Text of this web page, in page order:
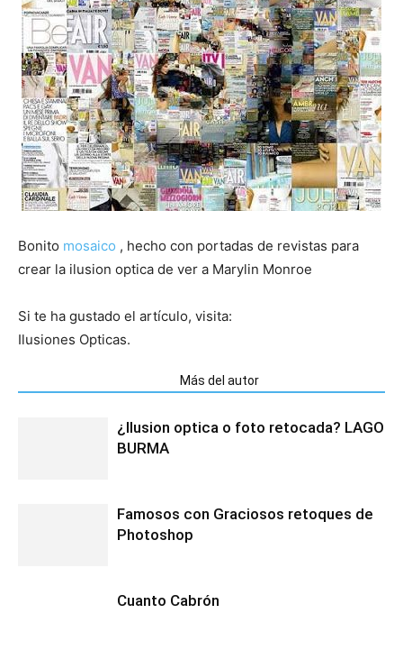
Bonito mosaico , hecho con portadas de revistas para
crear la ilusion optica de ver a Marylin Monroe
Si te ha gustado el artículo, visita:
Ilusiones Opticas.
Más del autor
¿Ilusion optica o foto retocada? LAGO
BURMA
Famosos con Graciosos retoques de
Photoshop
Cuanto Cabrón